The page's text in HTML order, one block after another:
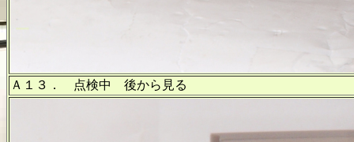
Ａ１３． 点検中 後から見る